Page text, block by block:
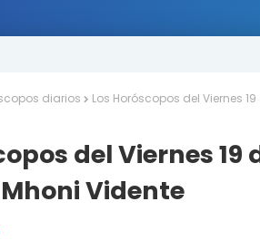
diarios
Los Horóscopos del Viernes
del Viernes 19
Vidente